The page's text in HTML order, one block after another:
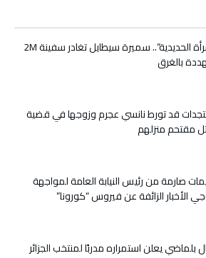
المغاربة..
توقيع
اتفاقية
وكندا
مغلقة
“المرأة الحديدية”.. سميرة سيطايل تغادر سفينة 2M
بالغرق
قد تورط نانسي عجرم وزوجها في قضية
مقتحم منزلهم
صارمة من رئيس النيابة العامة لمواجهة
الأخبار الزائفة عن فيروس “كورونا”
بلماضي يعلن استمراره مدربًا لمنتخب الجزائر